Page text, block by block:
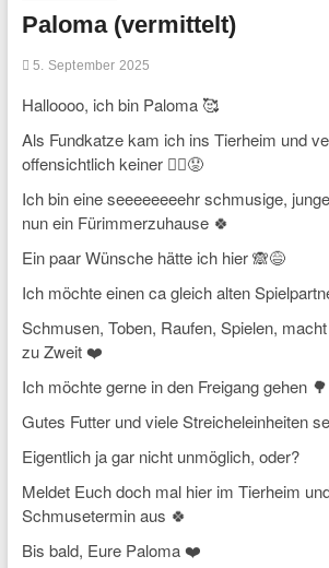
Paloma (vermittelt)
5. September 2025
Halloooo, ich bin Paloma 🥰
Als Fundkatze kam ich ins Tierheim und
offensichtlich keiner 🤷‍♀️😟
Ich bin eine seeeeeeeehr schmusige,
nun ein Fürimmerzuhause 🍀
Ein paar Wünsche hätte ich hier 🙈😅
Ich möchte einen ca gleich alten
Schmusen, Toben, Raufen, Spielen,
zu Zweit ❤️
Ich möchte gerne in den Freigang gehen 🌳
Gutes Futter und viele Streicheleinheiten
Eigentlich ja gar nicht unmöglich, oder?
Meldet Euch doch mal hier im Tierheim
Schmusetermin aus 🍀
Bis bald, Eure Paloma ❤️